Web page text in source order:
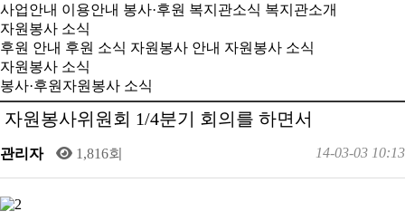
사업안내 이용안내 봉사·후원 복지관소식 복지관소개
자원봉사 소식
후원 안내 후원 소식 자원봉사 안내 자원봉사 소식
자원봉사 소식
봉사·후원 자원봉사 소식
자원봉사위원회 1/4분기 회의를 하면서
관리자 1,816회 14-03-03 10:13